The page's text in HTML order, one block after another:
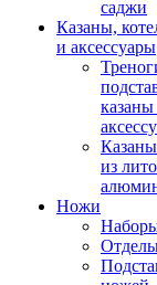
саджи
Казаны,
и аксессуары
казаны
из
Ножи